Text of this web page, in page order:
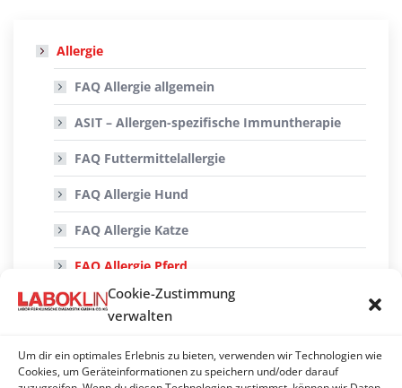
Cookie-Zustimmung
verwalten
Um dir ein optimales Erlebnis zu bieten, verwenden wir Technologien wie
Cookies, um Geräteinformationen zu speichern und/oder darauf
Allergie
FAQ Allergie allgemein
ASIT – Allergen-spezifische Immuntherapie
FAQ Futtermittelallergie
FAQ Allergie Hund
FAQ Allergie Katze
FAQ Allergie Pferd
FAQ Allgemeine Fragen
PCR